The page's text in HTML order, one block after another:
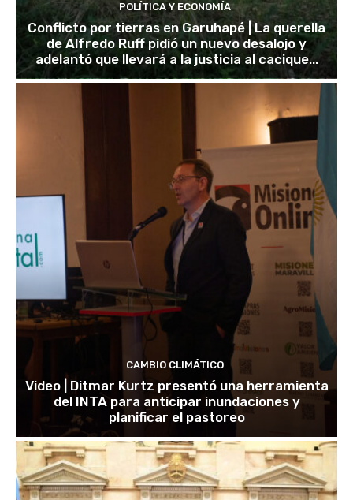
POLÍTICA Y ECONOMÍA
Conflicto por tierras en Garuhapé | La querella
de Alfredo Ruff pidió un nuevo desalojo y
adelantó que llevará a la justicia al cacique...
CAMBIO CLIMÁTICO
Video | Ditmar Kurtz presentó una herramienta
del INTA para anticipar inundaciones y
planificar el pastoreo